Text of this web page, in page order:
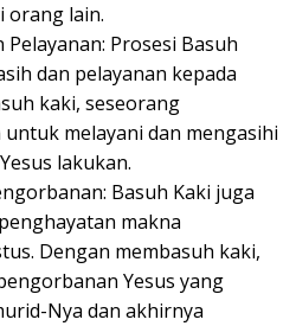
orang lain.
Prosesi Basuh
dan pelayanan kepada
kaki, seseorang
melayani dan mengasihi
lakukan.
Basuh Kaki juga
makna
Dengan membasuh kaki,
Yesus yang
Nya dan akhirnya